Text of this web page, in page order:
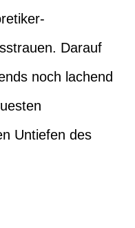
Darauf
noch lachend
Untiefen des